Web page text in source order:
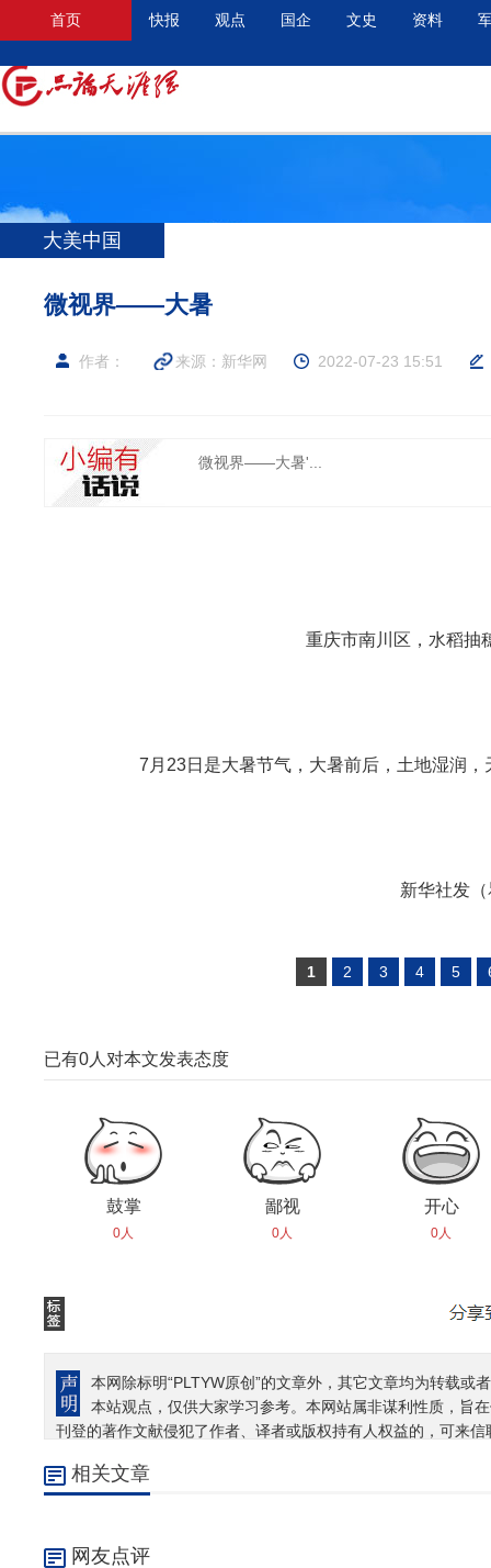
首页 快报 观点 国企 文史 资料
大美中国
微视界——大暑
作者： 来源： 新华网 2022-07-23 15:51
微视界——大暑'...
重庆市南川区，水稻抽
7月23日是大暑节气，大暑前后，土地湿润，
新华社发（
1 2 3 4 5
已有0 人对本文发表态度
鼓掌
0人
鄙视
0人
开心
0人
本网除标明“PLTYW原创”的文章外，其它文章均为转载
本站观点，仅供大家学习参考。本网站属非谋利性质，旨
刊登的著作文献侵犯了作者、译者或版权持有人权益的，可来
相关文章
网友点评